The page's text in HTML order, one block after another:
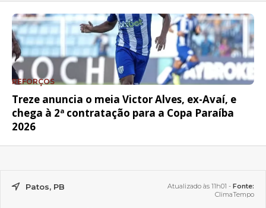
REFORÇOS
Treze anuncia o meia Victor Alves, ex-Avaí, e
chega à 2ª contratação para a Copa Paraíba
2026
Patos, PB Atualizado às 11h01 - Fonte:
ClimaTempo